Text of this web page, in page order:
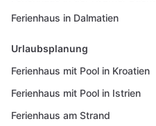
Ferienhaus in Dalmatien
Urlaubsplanung
Ferienhaus mit Pool in Kroatien
Ferienhaus mit Pool in Istrien
Ferienhaus am Strand